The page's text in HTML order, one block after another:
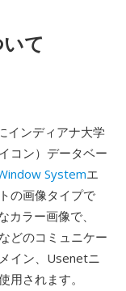
て
インディアナ大学
コン）データベー
Systemエ
の画像タイプで
ラー画像で、
どのコミュニケー
イン、Usenetニ
用されます。